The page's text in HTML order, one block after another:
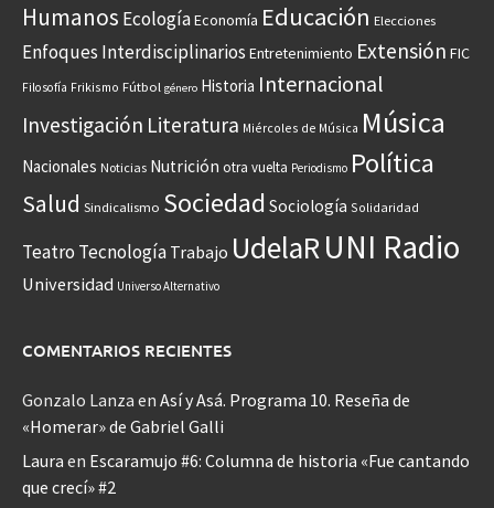
Humanos EcologíaEconomía Educación Elecciones
Enfoques Interdisciplinarios Entretenimiento Extensión FIC
Filosofía Frikismo Fútbol género Historia Internacional
Investigación Literatura Miércoles de Música Música
Nacionales Noticias Nutrición otra vuelta Periodismo Política
Salud Sindicalismo Sociedad Sociología Solidaridad
Teatro Tecnología Trabajo UdelaRUNI Radio
Universidad Universo Alternativo
COMENTARIOS RECIENTES
Gonzalo Lanza en Así y Asá. Programa 10. Reseña de
«Homerar» de Gabriel Galli
Laura en Escaramujo #6: Columna de historia «Fue cantando
que crecí» #2